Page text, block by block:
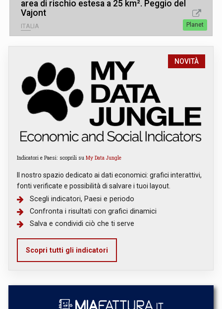
area di rischio estesa a 25 km². Peggio del
Vajont
ITALIA Planet
NOVITÀ
Indicatori e Paesi: scoprili su My Data Jungle
Il nostro spazio dedicato ai dati economici: grafici interattivi,
fonti verificate e possibilità di salvare i tuoi layout.
Scegli indicatori, Paesi e periodo
Confronta i risultati con grafici dinamici
Salva e condividi ciò che ti serve
Scopri tutti gli indicatori